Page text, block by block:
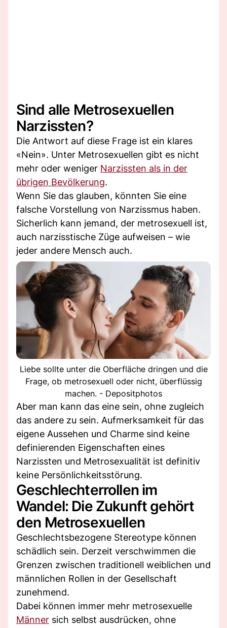
Sind alle Metrosexuellen
Narzissten?
Die Antwort auf diese Frage ist ein klares
«Nein». Unter Metrosexuellen gibt es nicht
mehr oder weniger Narzissten als in der
übrigen Bevölkerung.
Wenn Sie das glauben, könnten Sie eine
falsche Vorstellung von Narzissmus haben.
Sicherlich kann jemand, der metrosexuell ist,
auch narzisstische Züge aufweisen – wie
jeder andere Mensch auch.
Liebe sollte unter die Oberfläche dringen und die
Frage, ob metrosexuell oder nicht, überflüssig
machen. - Depositphotos
Aber man kann das eine sein, ohne zugleich
das andere zu sein. Aufmerksamkeit für das
eigene Aussehen und Charme sind keine
definierenden Eigenschaften eines
Narzissten und Metrosexualität ist definitiv
keine Persönlichkeitsstörung.
Geschlechterrollen im
Wandel: Die Zukunft gehört
den Metrosexuellen
Geschlechtsbezogene Stereotype können
schädlich sein. Derzeit verschwimmen die
Grenzen zwischen traditionell weiblichen und
männlichen Rollen in der Gesellschaft
zunehmend.
Dabei können immer mehr metrosexuelle
Männer sich selbst ausdrücken, ohne